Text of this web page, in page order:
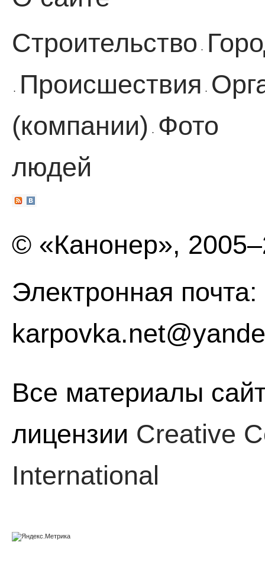
Строительство ·
· Происшествия ·
(компании)
·
Фото
людей
© «Канонер»,
Электронная почта:
Все материалы
лицензии Creative
International